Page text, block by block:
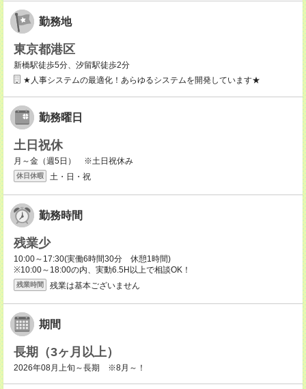
勤務地
東京都港区
新橋駅徒歩5分、汐留駅徒歩2分
★人事システムの最適化！あらゆるシステムを開発しています★
勤務曜日
土日祝休
月～金（週5日） ※土日祝休み
休日休暇 土・日・祝
勤務時間
残業少
10:00～17:30(実働6時間30分 休憩1時間)
※10:00～18:00の内、実動6.5H以上で相談OK！
残業時間 残業は基本ございません
期間
長期（3ヶ月以上）
2026年08月上旬～長期 ※8月～！